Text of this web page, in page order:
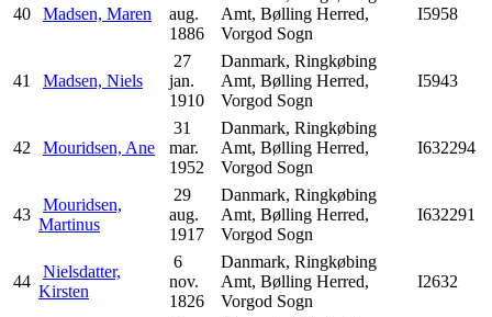
40 Madsen, Maren
aug.
1886
Amt, Bølling Herred,
Vorgod Sogn
I5958
41 Madsen, Niels
27
jan.
1910
Danmark, Ringkøbing
Amt, Bølling Herred,
Vorgod Sogn
I5943
42 Mouridsen, Ane
31
mar.
1952
Danmark, Ringkøbing
Amt, Bølling Herred,
Vorgod Sogn
I632294
43
Mouridsen,
Martinus
29
aug.
1917
Danmark, Ringkøbing
Amt, Bølling Herred,
Vorgod Sogn
I632291
44
Nielsdatter,
Kirsten
6
nov.
1826
Danmark, Ringkøbing
Amt, Bølling Herred,
Vorgod Sogn
I2632